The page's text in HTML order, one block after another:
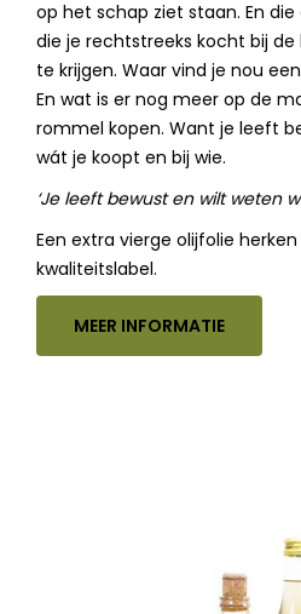
op het schap ziet staan. En
die je rechtstreeks kocht bij de
te krijgen. Waar vind je nou
En wat is er nog meer op de
rommel kopen. Want je leeft
wát je koopt en bij wie.
‘Je leeft bewust en wilt weten
Een extra vierge olijfolie
kwaliteitslabel.
MEER INFORMATIE